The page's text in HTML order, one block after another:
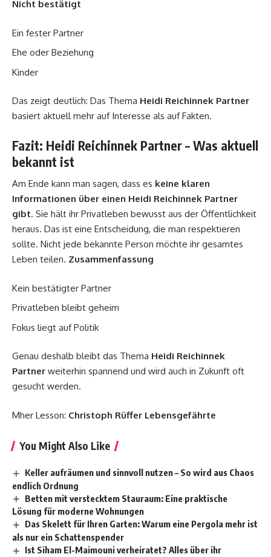
Nicht bestätigt
Ein fester Partner
Ehe oder Beziehung
Kinder
Das zeigt deutlich: Das Thema Heidi Reichinnek Partner
basiert aktuell mehr auf Interesse als auf Fakten.
Fazit: Heidi Reichinnek Partner – Was aktuell
bekannt ist
Am Ende kann man sagen, dass es keine klaren
Informationen über einen Heidi Reichinnek Partner
gibt. Sie hält ihr Privatleben bewusst aus der Öffentlichkeit
heraus. Das ist eine Entscheidung, die man respektieren
sollte. Nicht jede bekannte Person möchte ihr gesamtes
Leben teilen. Zusammenfassung
Kein bestätigter Partner
Privatleben bleibt geheim
Fokus liegt auf Politik
Genau deshalb bleibt das Thema Heidi Reichinnek
Partner weiterhin spannend und wird auch in Zukunft oft
gesucht werden.
Mher Lesson: Christoph Rüffer Lebensgefährte
You Might Also Like
Keller aufräumen und sinnvoll nutzen – So wird aus Chaos
endlich Ordnung
Betten mit verstecktem Stauraum: Eine praktische
Lösung für moderne Wohnungen
Das Skelett für Ihren Garten: Warum eine Pergola mehr ist
als nur ein Schattenspender
Ist Siham El-Maimouni verheiratet? Alles über ihr